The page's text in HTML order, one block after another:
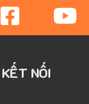
KẾT NỐI